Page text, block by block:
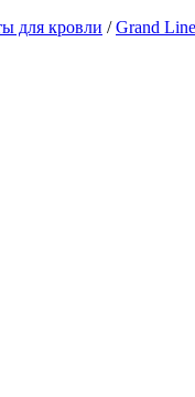
для кровли /Grand